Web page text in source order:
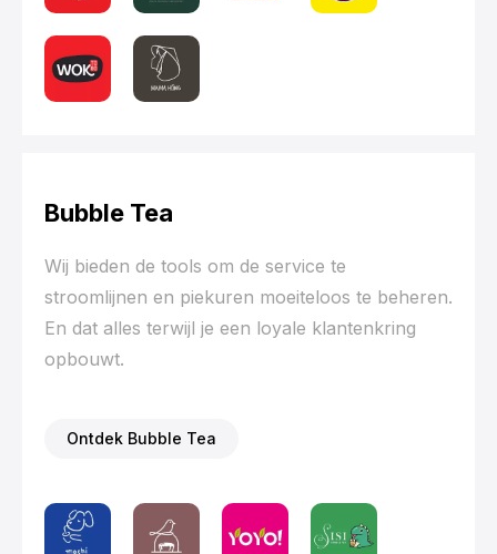
Bubble Tea
Wij bieden de tools om de service te
stroomlijnen en piekuren moeiteloos te beheren.
En dat alles terwijl je een loyale klantenkring
opbouwt.
Ontdek Bubble Tea